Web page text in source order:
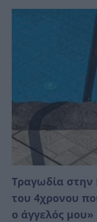
Τραγωδία στην
του 4χρονου
ο άγγελός μου»